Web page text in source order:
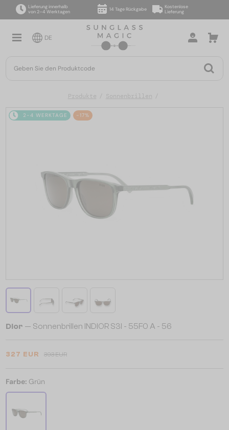
Lieferung innerhalb
von 2–4 Werktagen
14 Tage Rückgabe
Kostenlose
Lieferung
DE
Produkte Sonnenbrillen
2-4 WERKTAGE -17%
Dior — Sonnenbrillen INDIOR S3I - 55F0 A - 56
327 EUR 393 EUR
Farbe: Grün